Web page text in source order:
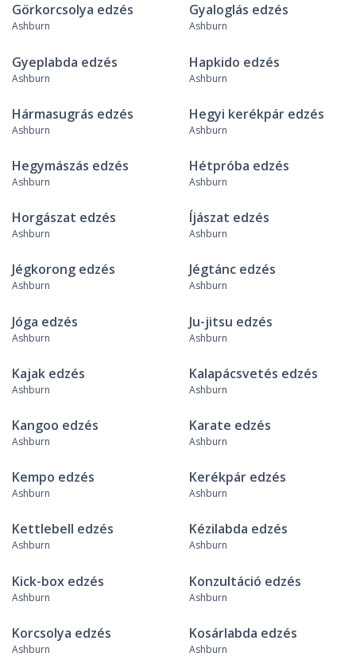
Görkorcsolya edzés
Ashburn
Gyaloglás edzés
Ashburn
Gyeplabda edzés
Ashburn
Hapkido edzés
Ashburn
Hármasugrás edzés
Ashburn
Hegyi kerékpár edzés
Ashburn
Hegymászás edzés
Ashburn
Hétpróba edzés
Ashburn
Horgászat edzés
Ashburn
Íjászat edzés
Ashburn
Jégkorong edzés
Ashburn
Jégtánc edzés
Ashburn
Jóga edzés
Ashburn
Ju-jitsu edzés
Ashburn
Kajak edzés
Ashburn
Kalapácsvetés edzés
Ashburn
Kangoo edzés
Ashburn
Karate edzés
Ashburn
Kempo edzés
Ashburn
Kerékpár edzés
Ashburn
Kettlebell edzés
Ashburn
Kézilabda edzés
Ashburn
Kick-box edzés
Ashburn
Konzultáció edzés
Ashburn
Korcsolya edzés
Ashburn
Kosárlabda edzés
Ashburn